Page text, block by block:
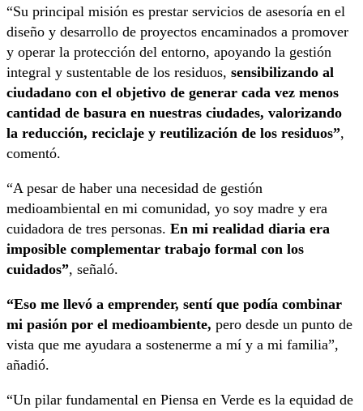
“Su principal misión es prestar servicios de asesoría en el
diseño y desarrollo de proyectos encaminados a promover
y operar la protección del entorno, apoyando la gestión
integral y sustentable de los residuos, sensibilizando al
ciudadano con el objetivo de generar cada vez menos
cantidad de basura en nuestras ciudades, valorizando
la reducción, reciclaje y reutilización de los residuos”,
comentó.
“A pesar de haber una necesidad de gestión
medioambiental en mi comunidad, yo soy madre y era
cuidadora de tres personas. En mi realidad diaria era
imposible complementar trabajo formal con los
cuidados”, señaló.
“Eso me llevó a emprender, sentí que podía combinar
mi pasión por el medioambiente, pero desde un punto de
vista que me ayudara a sostenerme a mí y a mi familia”,
añadió.
“Un pilar fundamental en Piensa en Verde es la equidad de